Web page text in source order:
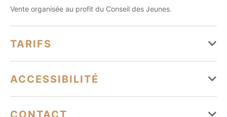
Vente organisée au profit du Conseil des Jeunes.
TARIFS
Tarifs
ACCESSIBILITÉ
CONTACT